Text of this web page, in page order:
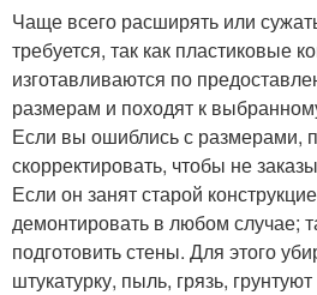
Чаще всего расширять или
требуется, так как пластиковые
изготавливаются по
размерам и походят к
Если вы ошиблись с размерами,
скорректировать, чтобы не
Если он занят старой
демонтировать в любом случае;
подготовить стены. Для этого
штукатурку, пыль, грязь,